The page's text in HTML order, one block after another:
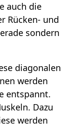
auch die
Rücken- und
sondern
diagonalen
werden
entspannt.
Dazu
werden